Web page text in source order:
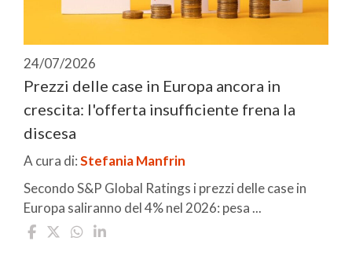
24/07/2026
Prezzi delle case in Europa ancora in
crescita: l'offerta insufficiente frena la
discesa
A cura di:Stefania Manfrin
Secondo S&P Global Ratings i prezzi delle case in
Europa saliranno del 4% nel 2026: pesa ...